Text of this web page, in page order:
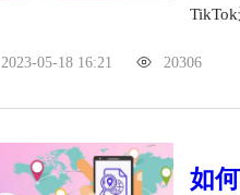
2023-05-18 16:21 20306
如